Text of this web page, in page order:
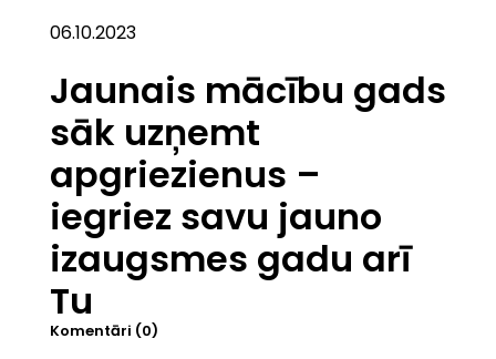
06.10.2023
Jaunais mācību gads
sāk uzņemt
apgriezienus –
iegriez savu jauno
izaugsmes gadu arī
Tu
Komentāri (0)